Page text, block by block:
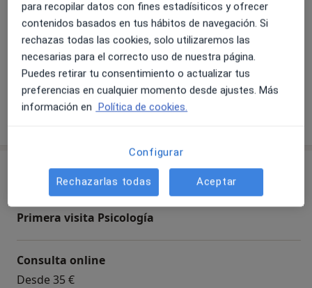
profesionales de confianza y tratamientos basados en
la evidencia,
Despertares Psicólogos Móstoles
mejor opción para mejorar tu calidad de vida.
ver másAcerca de nosotros
Ver más
Servicios
Primera visita Psicología
Consulta online
Desde 35 €
para recopilar datos con fines estadísiticos y ofrecer
contenidos basados en tus hábitos de navegación. Si
rechazas todas las cookies, solo utilizaremos las
necesarias para el correcto uso de nuestra página.
Puedes retirar tu consentimiento o actualizar tus
preferencias en cualquier momento desde ajustes. Más
información en Política de cookies.
Configurar
Rechazarlas todas Aceptar